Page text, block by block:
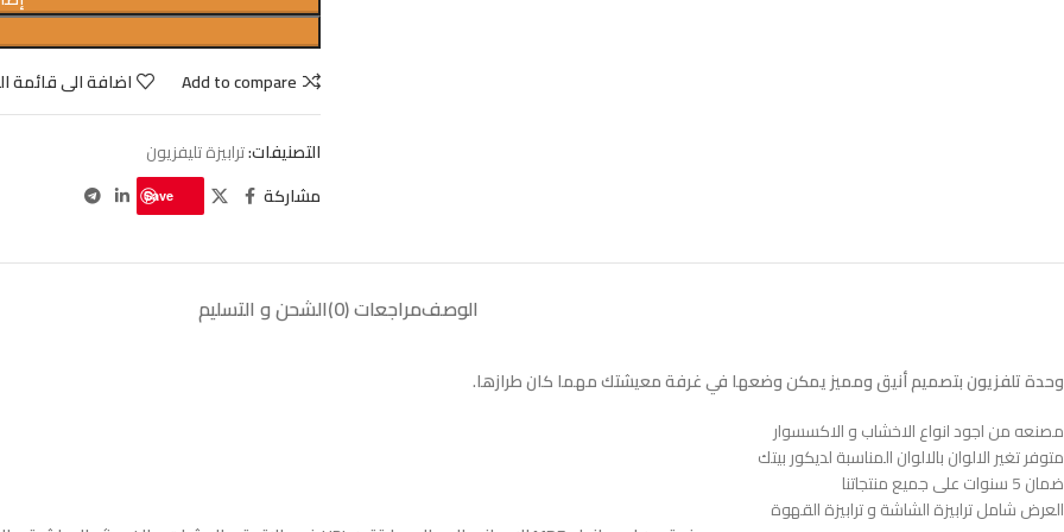
Add to compare
اضافة الى قائمة
التصنيفات:ترابيزة تليفزيون
مشاركة
Save
الوصفمراجعات (0) الشحن و التسليم
وحدة تلفزيون بتصميم أنيق ومميز يمكن وضعها في غرفة معيشتك مهما كان طرازها.
مصنعه من اجود انواع الاخشاب و الاكسسوار
متوفر تغير الالوان بالالوان المناسبة لديكور بيتك
ضمان 5 سنوات على جميع منتجاتنا
العرض شامل ترابيزة الشاشة و ترابيزة القهوة